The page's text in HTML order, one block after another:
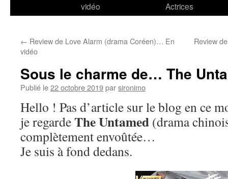
vidéo
Actrices
← Review de Love Alarm (drama Coréen)… En
vidéo
Review
Sous le charme de… The
Publié le22 octobre 2019parsironimo
Hello ! Pas d’article sur le blog en ce
je regardeThe Untamed (drama
complètement envoûtée…
Je suis à fond dedans.